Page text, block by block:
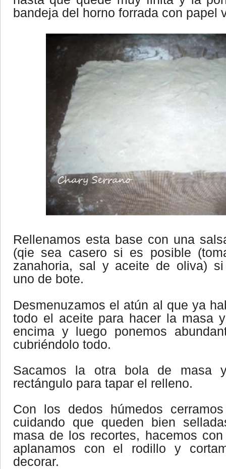
bandeja del horno forrada con papel
Rellenamos esta base con una
(qie sea casero si es posible
zanahoria, sal y aceite de oliva)
uno de bote.
Desmenuzamos el atún al que ya
todo el aceite para hacer la masa
encima y luego ponemos
cubriéndolo todo.
Sacamos la otra bola de masa
rectángulo para tapar el relleno.
Con los dedos húmedos
cuidando que queden bien
masa de los recortes, hacemos
aplanamos con el rodillo y
decorar.